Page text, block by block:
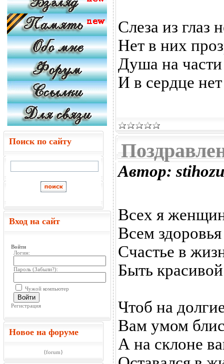
Поиск по сайту
Вход на сайт
Войти
Логин:
Пароль (Забыли?):
Чужой компьютер
Войти
Регистрация
Новое на форуме
{forum}
Слеза из глаз
Нет в них
Душа на части
И в сердце
Автор:
Всех я
Всем
Счастье в
Быть
Чтоб на
Вам умом
А на склоне